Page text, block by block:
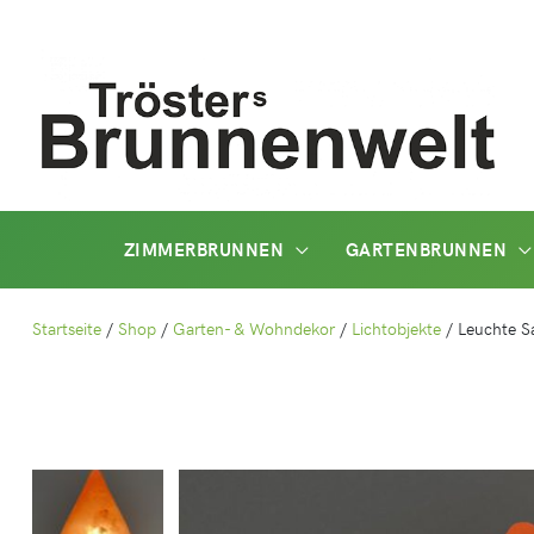
ZIMMERBRUNNEN GARTENBRUNNEN
Startseite / Shop / Garten- & Wohndekor / Lichtobjekte / Leuchte